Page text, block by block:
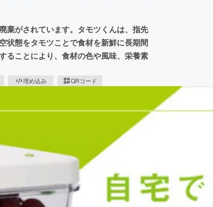
棄がされています。タモツくんは、指先
状態をタモツことで食材を新鮮に長期間
ることにより、食材の色や風味、栄養素
埋め込み QRコード